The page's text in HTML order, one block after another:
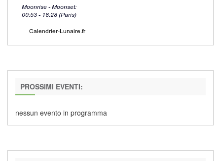
PROSSIMI EVENTI:
nessun evento in programma